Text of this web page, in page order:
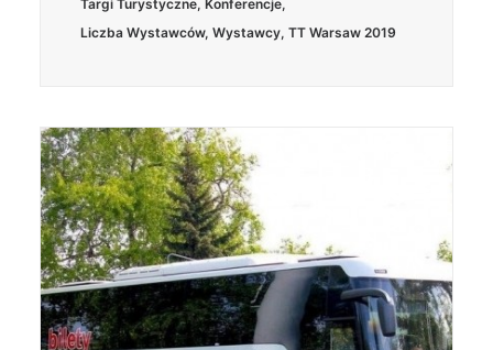
Targi Turystyczne, Konferencje,
Liczba Wystawców, Wystawcy, TT Warsaw 2019